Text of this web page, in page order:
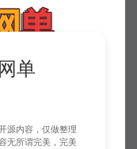
【黑色沙漠】3506人鱼
真端网游单机版免虚拟机
单
源内容，仅做整理
无所谓完美，完美